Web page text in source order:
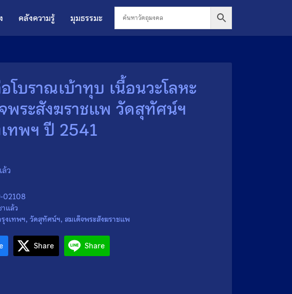
คลังความรู้ มุมธรรมะ
โบราณเบ้าทุบ เนื้อนวะโลหะ
พระสังฆราชแพ วัดสุทัศน์ฯ
ทพฯ ปี 2541
ว
02108
แล้ว
งเทพฯ, วัดสุทัศน์ฯ, สมเด็จพระสังฆราชแพ
Share Share